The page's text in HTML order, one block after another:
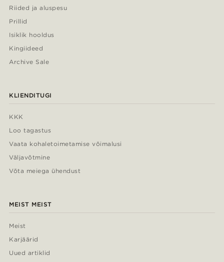
Riided ja aluspesu
Prillid
Isiklik hooldus
Kingiideed
Archive Sale
KLIENDITUGI
KKK
Loo tagastus
Vaata kohaletoimetamise võimalusi
Väljavõtmine
Võta meiega ühendust
MEIST MEIST
Meist
Karjäärid
Uued artiklid